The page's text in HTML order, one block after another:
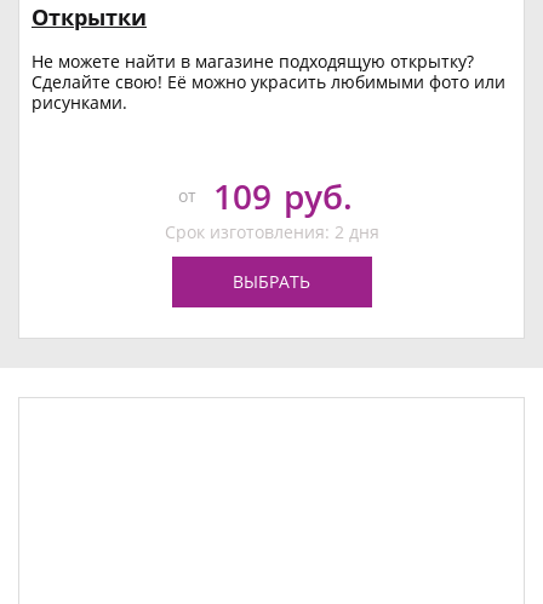
Открытки
Не можете найти в магазине подходящую открытку?
Сделайте свою! Её можно украсить любимыми фото или
рисунками.
от 109 руб.
Срок изготовления: 2 дня
ВЫБРАТЬ